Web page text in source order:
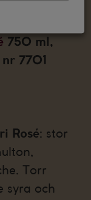
750 ml,
7701
Rosé: stor
Torr
syra och